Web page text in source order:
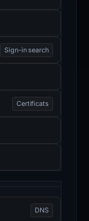
Sign-in search
Certificats
DNS